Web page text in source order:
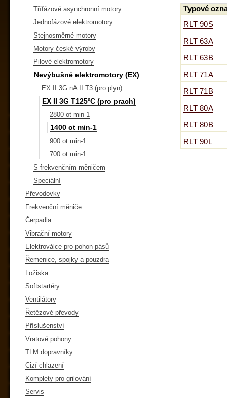
Třífázové asynchronní motory
Jednofázové elektromotory
Stejnosměrné motory
Motory české výroby
Pilové elektromotory
Nevýbušné elektromotory (EX)
EX II 3G nA II T3 (pro plyn)
EX II 3G T125ºC (pro prach)
2800 ot min-1
1400 ot min-1
900 ot min-1
700 ot min-1
S frekvenčním měničem
Speciální
Převodovky
Frekvenční měniče
Čerpadla
Vibrační motory
Elektroválce pro pohon pásů
Řemenice, spojky a pouzdra
Ložiska
Softstartéry
Ventilátory
Řetězové převody
Příslušenství
Vratové pohony
TLM dopravníky
Cizí chlazení
Komplety pro grilování
Servis
Typové
RLT 90S
RLT 63A
RLT 63B
RLT 71A
RLT 71B
RLT 80A
RLT 80B
RLT 90L